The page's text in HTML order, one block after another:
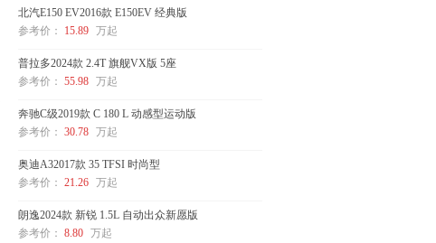
北汽E150 EV2016款 E150EV 经典版
参考价：
15.89 万起
普拉多2024款 2.4T 旗舰VX版 5座
参考价： 55.98 万起
奔驰C级2019款 C 180 L 动感型运动版
参考价： 30.78 万起
奥迪A32017款 35 TFSI 时尚型
参考价： 21.26 万起
朗逸2024款 新锐 1.5L 自动出众新愿版
参考价： 8.80 万起